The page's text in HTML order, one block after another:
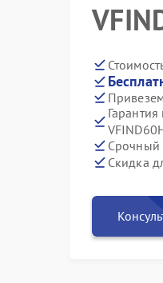
Срочный
Скидка